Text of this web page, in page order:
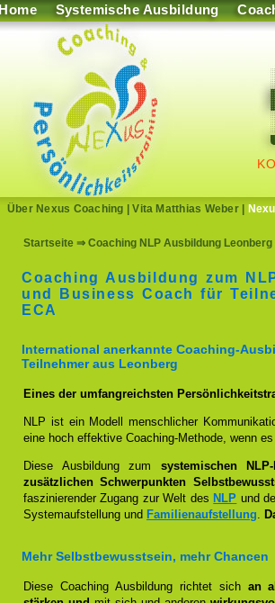
Home Systemische Ausbildung
Über Nexus Coaching |Vita Matthias Weber|
Startseite ⇒ Coaching NLP Ausbildung
Coaching Ausbildung zum
und Business Coach für
ECA
International anerkannte Coaching-
Teilnehmer aus Leonberg
Eines der umfangreichsten
NLP ist ein Modell menschlicher
eine hoch effektive Coaching-Methode, wenn
Diese Ausbildung zum systemischen
zusätzlichen Schwerpunkten
faszinierender Zugang zur Welt des NLP und
Systemaufstellung und Familienaufstellung.
Mehr Selbstbewusstsein, mehr Chancen
Diese Coaching Ausbildung richtet sich an